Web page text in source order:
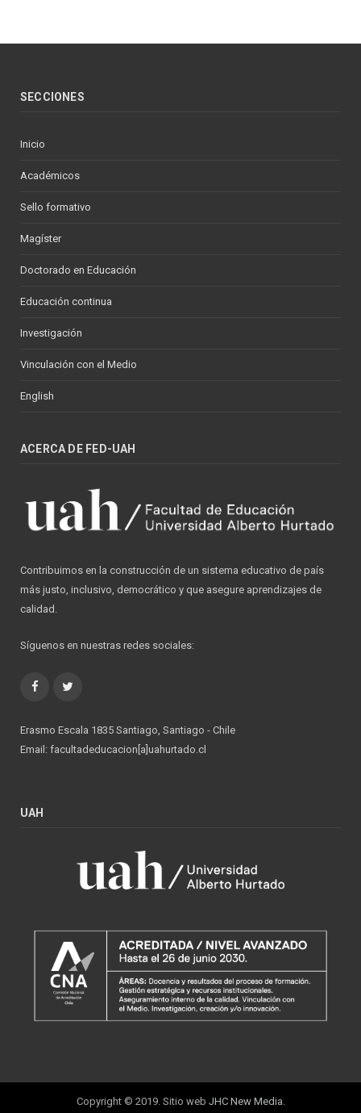
SECCIONES
Inicio
Académicos
Sello formativo
Magíster
Doctorado en Educación
Educación continua
Investigación
Vinculación con el Medio
English
ACERCA DE FED-UAH
Contribuimos en la construcción de un sistema educativo de país
más justo, inclusivo, democrático y que asegure aprendizajes de
calidad.
Síguenos en nuestras redes sociales:
Facebook
Erasmo Escala 1835 Santiago, Santiago - Chile
Email: facultadeducacion[a]uahurtado.cl
UAH
Copyright © 2019. Sitio web JHC New Media.